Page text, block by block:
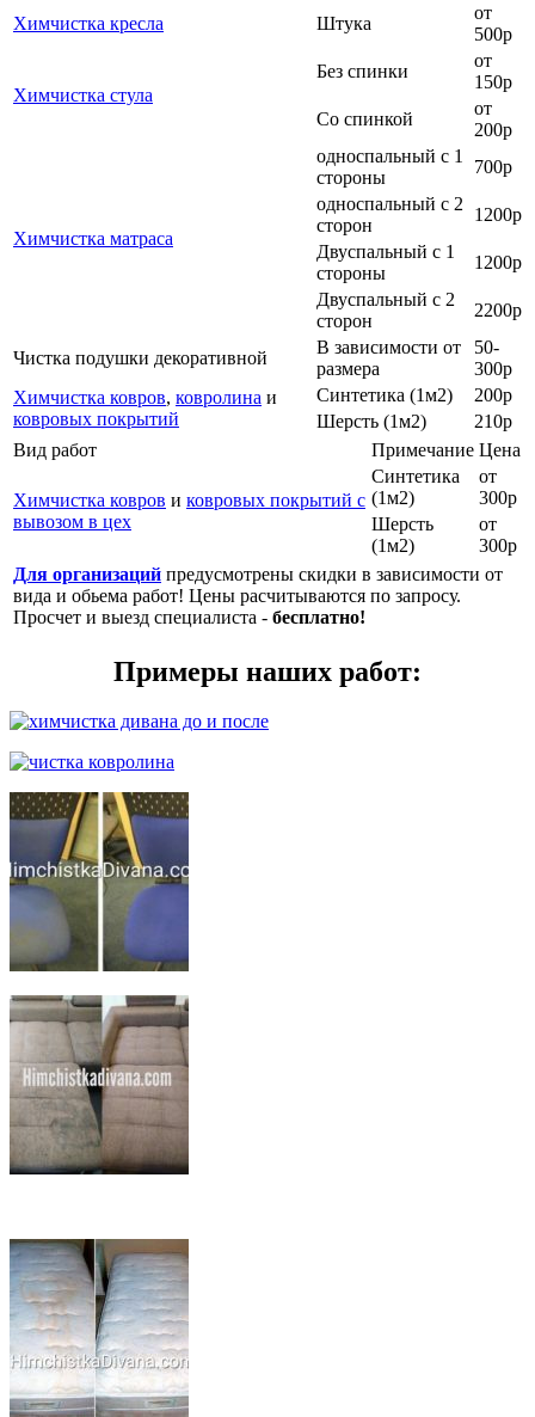
Химчистка кресла
Штука
от
500р
Химчистка стула
Без спинки
от
150р
Со спинкой
от
200р
Химчистка матраса
односпальный с 1
стороны
700р
односпальный с 2
сторон
1200р
Двуспальный с 1
стороны
1200р
Двуспальный с 2
сторон
2200р
Чистка подушки декоративной
В зависимости от
размера
50-
300р
Химчистка ковров, ковролина и
ковровых покрытий
Синтетика (1м2)
200р
Шерсть (1м2)
210р
Вид работ
Примечание Цена
Химчистка ковров и ковровых покрытий с
вывозом в цех
Синтетика
(1м2)
от
300р
Шерсть
(1м2)
от
300р
Для организаций предусмотрены скидки в зависимости от
вида и обьема работ! Цены расчитываются по запросу.
Просчет и выезд специалиста - бесплатно!
Примеры наших работ: